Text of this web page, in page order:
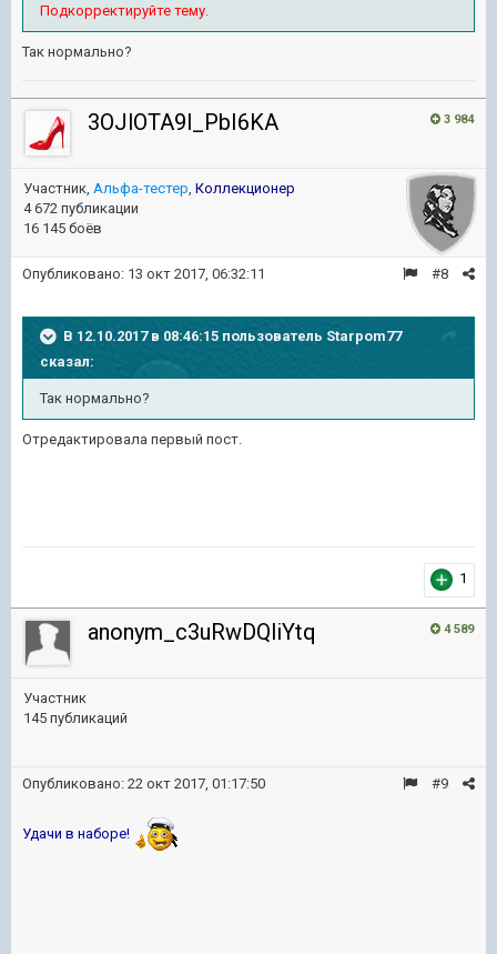
Подкорректируйте тему.
Так нормально?
3 984
3OJlOTA9l_PbI6KA
Участник, Альфа-тестер Коллекционер
4 672 публикации
16 145 боёв
#8
Опубликовано: 13 окт 2017, 06:32:11
В 12.10.2017 в 08:46:15 пользователь Starpom77
сказал:
Так нормально?
Отредактировала первый пост.
1
4 589
anonym_c3uRwDQliYtq
Участник
145 публикаций
#9
Опубликовано: 22 окт 2017, 01:17:50
Удачи в наборе!